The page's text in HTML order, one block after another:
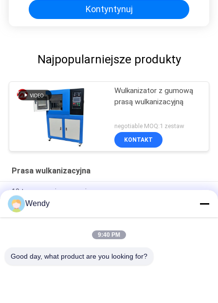
Kontyntynuj
Najpopularniejsze produkty
Wulkanizator z gumową
prasą wulkanizacyjną
negotiable MOQ:1 zestaw
KONTAKT
Prasa wulkanizacyjna
10 ton ręcznej gumowej prasy na gorąco.
PLC Control Plate Prasa do wulkanizacji, maszyna do form
silikonowych
150 Ton Lab Mała silikonowa maszyna do form Guma Vulcan
Wendy
9:40 PM
Good day, what product are you looking for?